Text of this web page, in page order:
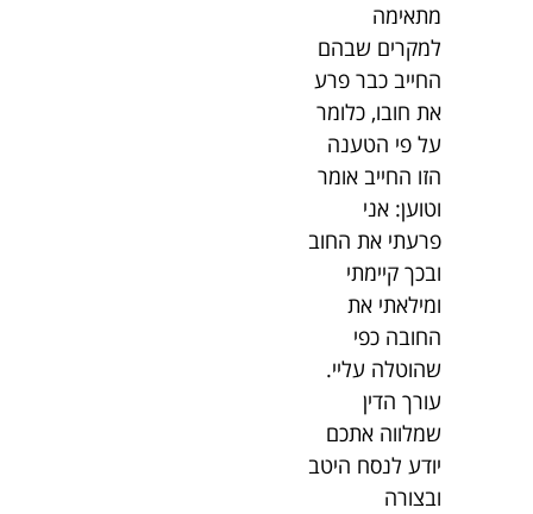
מתאימה
למקרים שבהם
החייב כבר פרע
את חובו, כלומר
על פי הטענה
הזו החייב אומר
וטוען: אני
פרעתי את החוב
ובכך קיימתי
ומילאתי את
החובה כפי
שהוטלה עליי.
עורך הדין
שמלווה אתכם
יודע לנסח היטב
ובצורה